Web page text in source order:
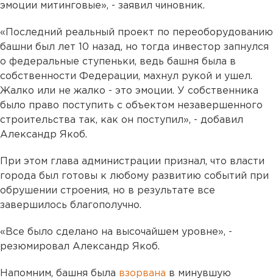
эмоции митинговые», - заявил чиновник.
«Последний реальный проект по переоборудованию
башни был лет 10 назад, но тогда инвестор запнулся
о федеральные ступеньки, ведь башня была в
собственности Федерации, махнул рукой и ушел.
Жалко или не жалко - это эмоции. У собственника
было право поступить с объектом незавершенного
строительства так, как он поступил», - добавил
Александр Якоб.
При этом глава администрации признал, что власти
города был готовы к любому развитию событий при
обрушении строения, но в результате все
завершилось благополучно.
«Все было сделано на высочайшем уровне», -
резюмировал Александр Якоб.
Напомним, башня была взорвана в минувшую